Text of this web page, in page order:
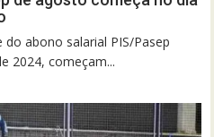
abono salarial PIS/Pasep
2024, começam...